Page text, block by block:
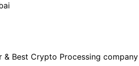
& Best Crypto Processing company